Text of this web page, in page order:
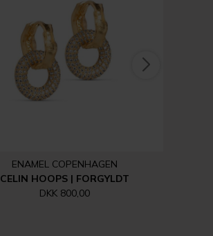
ENAMEL COPENHAGEN
CELIN HOOPS | FORGYLDT
DKK 800,00